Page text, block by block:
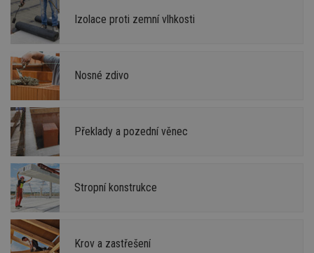
Izolace proti zemní vlhkosti
Nosné zdivo
Překlady a pozední věnec
Stropní konstrukce
Krov a zastřešení